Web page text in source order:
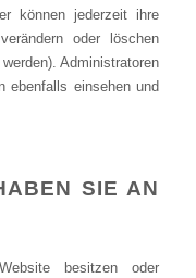
können jederzeit ihre
oder löschen
Administratoren
ebenfalls einsehen und
SIE AN
besitzen oder